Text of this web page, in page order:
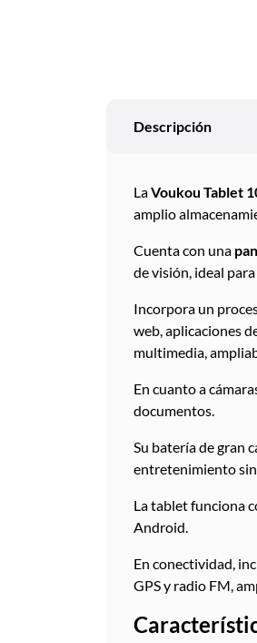
Descripción
LaVoukou Tablet
amplio
Cuenta con una
de visión, ideal
Incorpora un
web, aplicaciones
multimedia,
En cuanto a
documentos.
Su batería de gran
entretenimiento
La tablet funciona
Android.
En conectividad,
GPS y radio FM,